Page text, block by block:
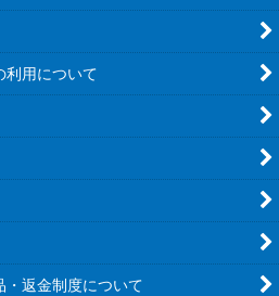
利用について
・返金制度について